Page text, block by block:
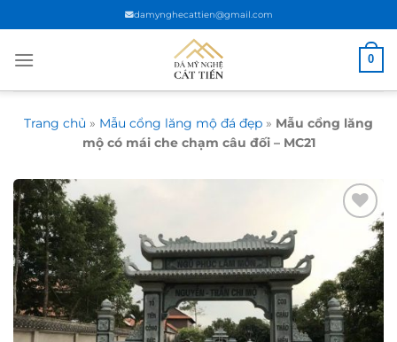
đến
nội
damynghecattien@gmail.com
0
Trang chủ » Mẫu cổng lăng mộ đá đẹp » Mẫu cổng lăng
mộ có mái che chạm câu đối – MC21